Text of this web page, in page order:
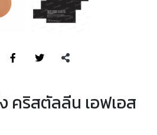
คริสตัลลีน เอฟเอส